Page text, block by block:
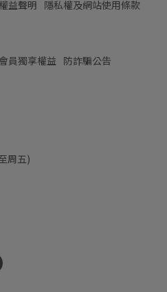
益聲明 隱私權及網站使用條款
會員獨享權益 防詐騙公告
周五)